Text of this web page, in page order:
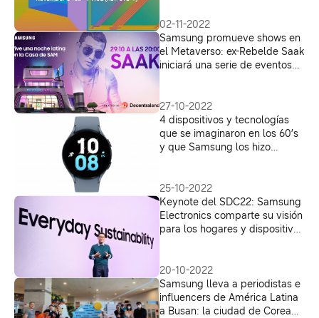
02-11-2022
Samsung promueve shows en
el Metaverso: ex-Rebelde Saak
iniciará una serie de eventos
27-10-2022
4 dispositivos y tecnologías
que se imaginaron en los 60’s
y que Samsung los hizo
25-10-2022
Keynote del SDC22: Samsung
Electronics comparte su visión
para los hogares y dispositivos
20-10-2022
Samsung lleva a periodistas e
influencers de América Latina
a Busan: la ciudad de Corea